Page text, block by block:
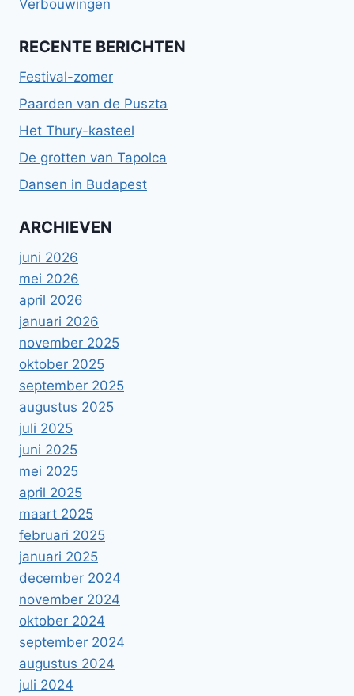
Verbouwingen
RECENTE BERICHTEN
Festival-zomer
Paarden van de Puszta
Het Thury-kasteel
De grotten van Tapolca
Dansen in Budapest
ARCHIEVEN
juni 2026
mei 2026
april 2026
januari 2026
november 2025
oktober 2025
september 2025
augustus 2025
juli 2025
juni 2025
mei 2025
april 2025
maart 2025
februari 2025
januari 2025
december 2024
november 2024
oktober 2024
september 2024
augustus 2024
juli 2024